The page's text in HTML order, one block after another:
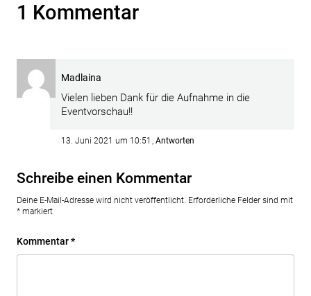
1 Kommentar
Madlaina
Vielen lieben Dank für die Aufnahme in die
Eventvorschau!!
13. Juni 2021 um 10:51 Antworten
Schreibe einen Kommentar
Deine E-Mail-Adresse wird nicht veröffentlicht. Erforderliche Felder sind mit
* markiert
Kommentar*